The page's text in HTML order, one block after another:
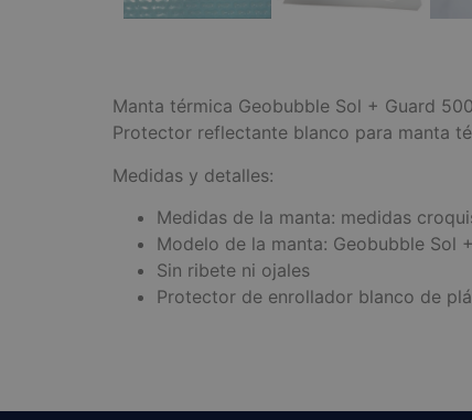
Manta térmica Geobubble Sol + Guard
Protector reflectante blanco para manta
Medidas y detalles:
Medidas de la manta: medidas
Modelo de la manta: Geobubble Sol
Sin ribete ni ojales
Protector de enrollador blanco de